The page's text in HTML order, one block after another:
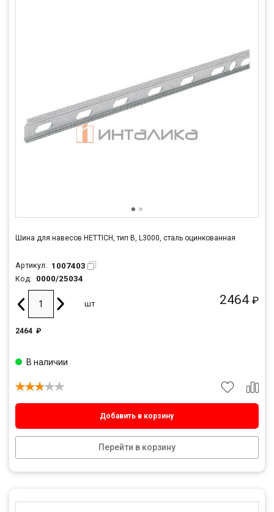
Шина для навесов HETTICH, тип B, L3000, сталь оцинкованная
Артикул: 1007403
Код: 0000/25034
2464 ₽
шт
2464 ₽
Добавить в корзину
Перейти в корзину
В наличии